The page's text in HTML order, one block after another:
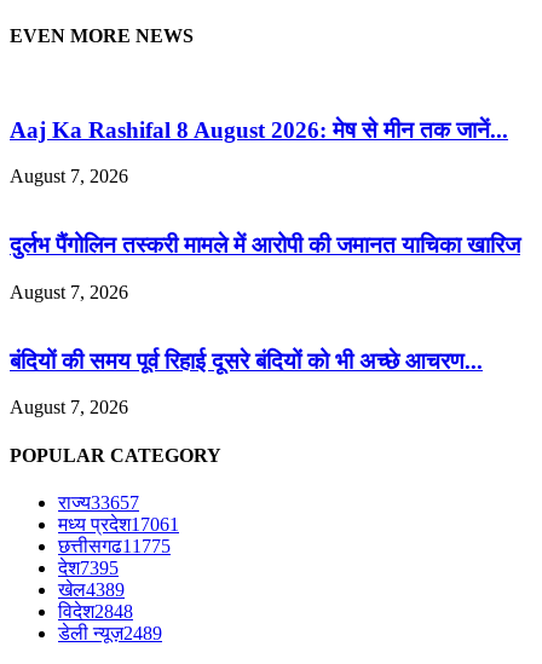
EVEN MORE NEWS
Aaj Ka Rashifal 8 August 2026: मेष से मीन तक जानें...
August 7, 2026
दुर्लभ पैंगोलिन तस्करी मामले में आरोपी की जमानत याचिका खारिज
August 7, 2026
बंदियों की समय पूर्व रिहाई दूसरे बंदियों को भी अच्छे आचरण...
August 7, 2026
POPULAR CATEGORY
राज्य33657
मध्य प्रदेश17061
छत्तीसगढ11775
देश7395
खेल4389
विदेश2848
डेली न्यूज़2489